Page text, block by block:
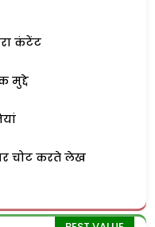
कंटेंट
मुद्दे
चोट करते लेख